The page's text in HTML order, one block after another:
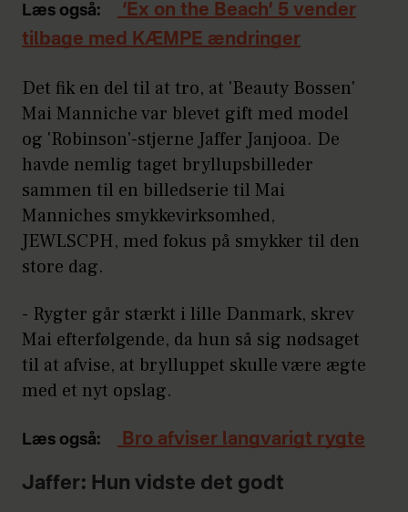
Læs også:
‘Ex on the Beach’ 5 vender
tilbage med KÆMPE ændringer
Det fik en del til at tro, at 'Beauty Bossen'
Mai Manniche var blevet gift med model
og 'Robinson'-stjerne Jaffer Janjooa. De
havde nemlig taget bryllupsbilleder
sammen til en billedserie til Mai
Manniches smykkevirksomhed,
JEWLSCPH, med fokus på smykker til den
store dag.
- Rygter går stærkt i lille Danmark, skrev
Mai efterfølgende, da hun så sig nødsaget
til at afvise, at brylluppet skulle være ægte
med et nyt opslag.
Læs også: Bro afviser langvarigt rygte
Jaffer: Hun vidste det godt